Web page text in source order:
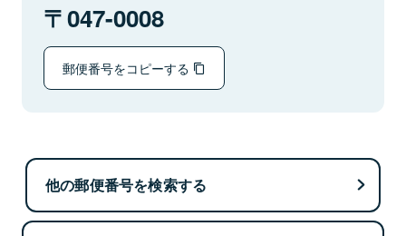
047-0008
郵便番号をコピーする
他の郵便番号を検索する